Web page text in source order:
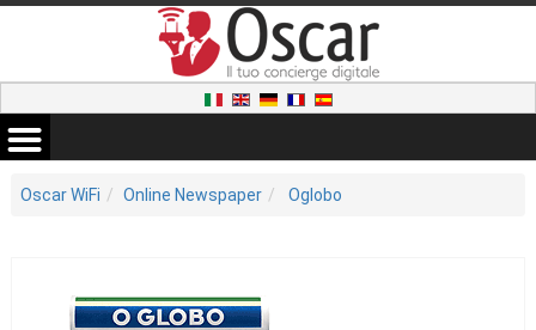
Oscar WiFi Online Newspaper Oglobo